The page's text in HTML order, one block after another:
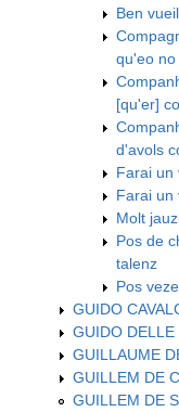
Ben
qu'eo
[qu'er]
d'avols
Farai un
Farai un
Molt
Pos de
talenz
Pos
GUIDO
GUIDO
GUILLAUME
GUILLEM DE
GUILLEM DE